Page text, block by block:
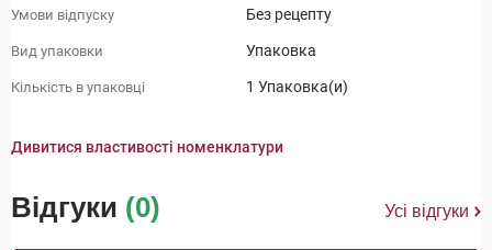
Умови відпуску Без рецепту
Вид упаковки Упаковка
Кількість в упаковці 1 Упаковка(и)
Дивитися властивості номенклатури
Відгуки (0) Усі відгуки